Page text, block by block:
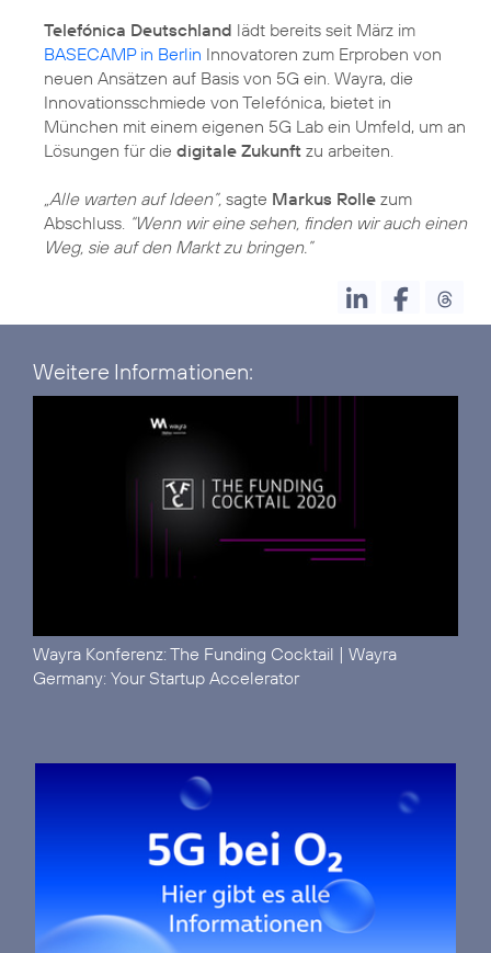
Telefónica Deutschland lädt bereits seit März im
BASECAMP in Berlin Innovatoren zum Erproben von
neuen Ansätzen auf Basis von 5G ein. Wayra, die
Innovationsschmiede von Telefónica, bietet in
München mit einem eigenen 5G Lab ein Umfeld, um an
Lösungen für die digitale Zukunft zu arbeiten.
„Alle warten auf Ideen”, sagte Markus Rolle zum
Abschluss. “Wenn wir eine sehen, finden wir auch einen
Weg, sie auf den Markt zu bringen.”
Weitere Informationen:
Wayra Konferenz: The Funding Cocktail | Wayra
Germany: Your Startup Accelerator